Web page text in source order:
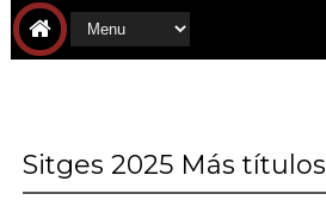
Sitges 2025 Más títulos